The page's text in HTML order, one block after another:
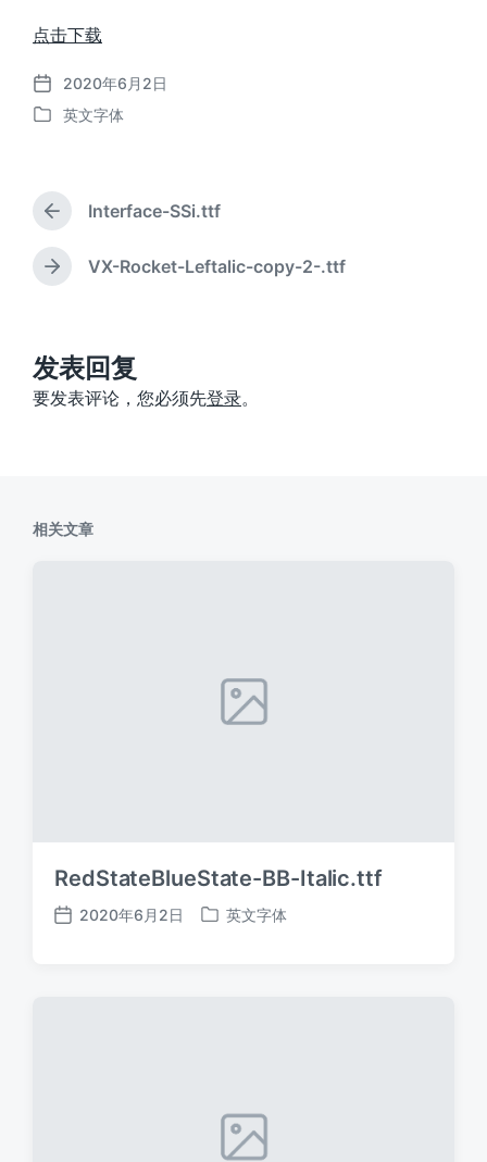
点击下载
发
布
2020年6月2日
发
英文字体
上
篇
文
章
Interface-SSi.ttf
下
：
VX-Rocket-Leftalic-copy-2-.ttf
发表回复
要发表评论，您必须先登录。
相关文章
RedStateBlueState-BB-Italic.ttf
发
2020年6月2日
发
英文字体